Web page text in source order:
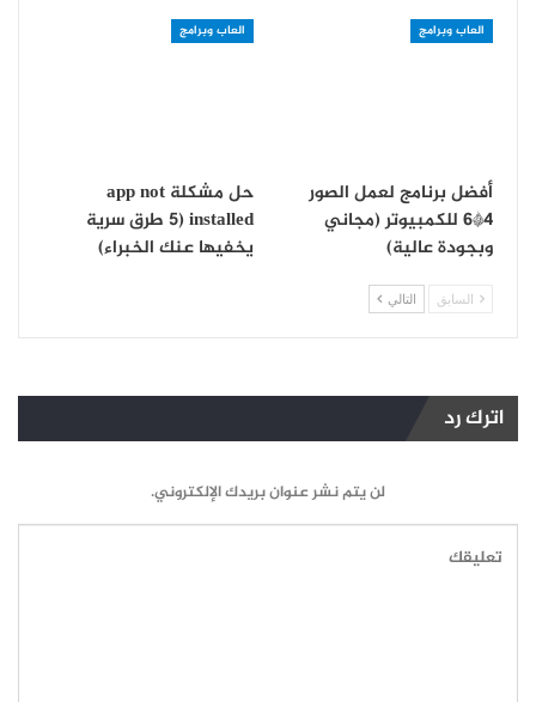
العاب وبرامج
أفضل برنامج لعمل الصور
4*6 للكمبيوتر (مجاني
وبجودة عالية)
العاب وبرامج
حل مشكلة app not
installed (5 طرق سرية
يخفيها عنك الخبراء)
السابق التالي
اترك رد
لن يتم نشر عنوان بريدك الإلكتروني.